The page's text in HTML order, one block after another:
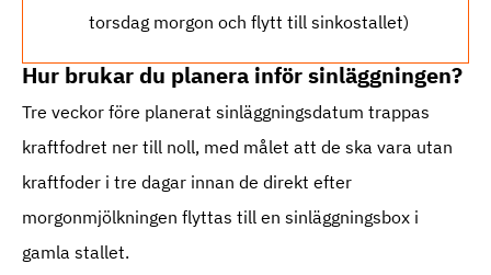
torsdag morgon och flytt till sinkostallet)
Hur brukar du planera inför sinläggningen?
Tre veckor före planerat sinläggningsdatum trappas
kraftfodret ner till noll, med målet att de ska vara utan
kraftfoder i tre dagar innan de direkt efter
morgonmjölkningen flyttas till en sinläggningsbox i
gamla stallet.